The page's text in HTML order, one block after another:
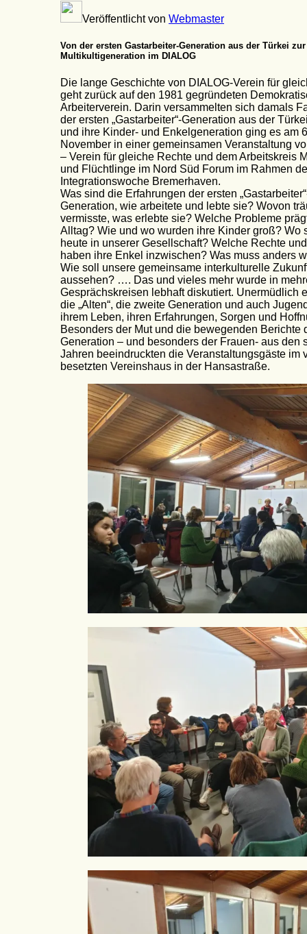
Veröffentlicht von Webmaster
Von der ersten Gastarbeiter-Generation aus der Türkei zur
Multikultigeneration im DIALOG
Die lange Geschichte von DIALOG-Verein für
geht zurück auf den 1981 gegründeten
Arbeiterverein. Darin versammelten sich damals
der ersten „Gastarbeiter“-Generation aus der
und ihre Kinder- und Enkelgeneration ging es am
November in einer gemeinsamen Veranstaltung
– Verein für gleiche Rechte und dem Arbeitskreis
und Flüchtlinge im Nord Süd Forum im Rahmen
Integrationswoche Bremerhaven.
Was sind die Erfahrungen der ersten
Generation, wie arbeitete und lebte sie? Wovon
vermisste, was erlebte sie? Welche Probleme
Alltag? Wie und wo wurden ihre Kinder groß? Wo
heute in unserer Gesellschaft? Welche Rechte
haben ihre Enkel inzwischen? Was muss anders
Wie soll unsere gemeinsame interkulturelle
aussehen? …. Das und vieles mehr wurde in
Gesprächskreisen lebhaft diskutiert. Unermüdlich
die „Alten“, die zweite Generation und auch
ihrem Leben, ihren Erfahrungen, Sorgen und
Besonders der Mut und die bewegenden Berichte
Generation – und besonders der Frauen- aus den
Jahren beeindruckten die Veranstaltungsgäste im
besetzten Vereinshaus in der Hansastraße.